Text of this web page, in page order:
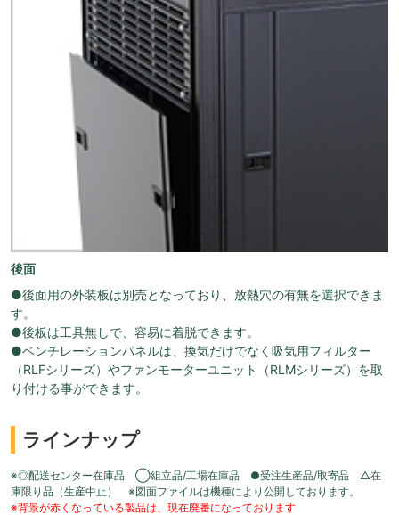
後面
●後面用の外装板は別売となっており、放熱穴の有無を選択できま
す。
●後板は工具無しで、容易に着脱できます。
●ベンチレーションパネルは、換気だけでなく吸気用フィルター
（RLFシリーズ）やファンモーターユニット（RLMシリーズ）を取
り付ける事ができます。
ラインナップ
※◎配送センター在庫品 ◯組立品/工場在庫品 ●受注生産品/取寄品 △在
庫限り品（生産中止） ※図面ファイルは機種により公開しております。
※背景が赤くなっている製品は、現在廃番になっております